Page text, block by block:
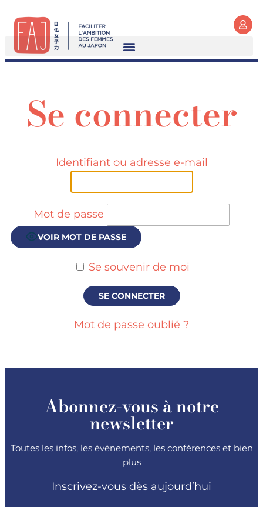
Se connecter
Identifiant ou adresse e-mail
Mot de passe
VOIR MOT DE PASSE
Se souvenir de moi
Mot de passe oublié ?
Abonnez-vous à notre
newsletter
Toutes les infos, les événements, les conférences et bien
plus
Inscrivez-vous dès aujourd’hui